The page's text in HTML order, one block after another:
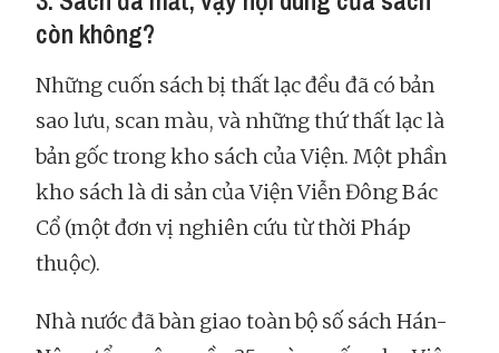
còn không?
Những cuốn sách bị thất lạc đều đã có bản
sao lưu, scan màu, và những thứ thất lạc là
bản gốc trong kho sách của Viện. Một phần
kho sách là di sản của Viện Viễn Đông Bác
Cổ (một đơn vị nghiên cứu từ thời Pháp
thuộc).
Nhà nước đã bàn giao toàn bộ số sách Hán-